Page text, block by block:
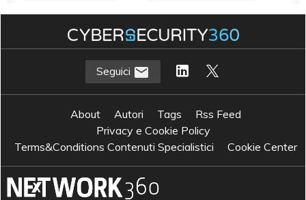
Seguici
About Autori Tags
Rss Feed
Privacy e Cookie Policy
Terms&Conditions Contenuti Specialistici
Cookie Center